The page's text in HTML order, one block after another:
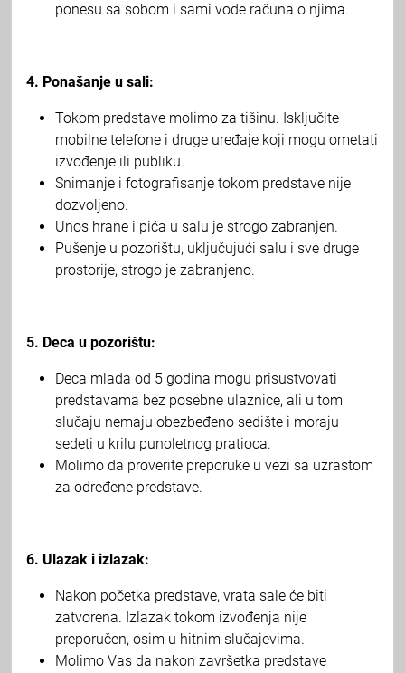
ponesu sa sobom i sami vode računa o njima.
4. Ponašanje u sali:
Tokom predstave molimo za tišinu. Isključite
mobilne telefone i druge uređaje koji mogu ometati
izvođenje ili publiku.
Snimanje i fotografisanje tokom predstave nije
dozvoljeno.
Unos hrane i pića u salu je strogo zabranjen.
Pušenje u pozorištu, uključujući salu i sve druge
prostorije, strogo je zabranjeno.
5. Deca u pozorištu:
Deca mlađa od 5 godina mogu prisustvovati
predstavama bez posebne ulaznice, ali u tom
slučaju nemaju obezbeđeno sedište i moraju
sedeti u krilu punoletnog pratioca.
Molimo da proverite preporuke u vezi sa uzrastom
za određene predstave.
6. Ulazak i izlazak:
Nakon početka predstave, vrata sale će biti
zatvorena. Izlazak tokom izvođenja nije
preporučen, osim u hitnim slučajevima.
Molimo Vas da nakon završetka predstave